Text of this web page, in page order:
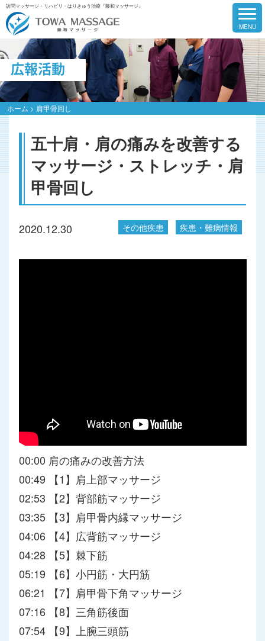
訪問マッサージ・リハビリ・はりきゅう治療『藤和マッサージ』
広報活動
ホーム > 肩甲骨回し
五十肩・肩の痛みを改善する
マッサージ・ストレッチ・肩
甲骨回し
2020.12.30 その他疾患 疾患・難病情報
00:00 肩の痛みの改善方法
00:49 【1】肩上部マッサージ
02:53 【2】背部筋マッサージ
03:35 【3】肩甲骨内縁マッサージ
04:06 【4】広背筋マッサージ
04:28 【5】棘下筋
05:19 【6】小円筋・大円筋
06:21 【7】肩甲骨下角マッサージ
07:16 【8】三角筋後面
07:54 【9】上腕三頭筋